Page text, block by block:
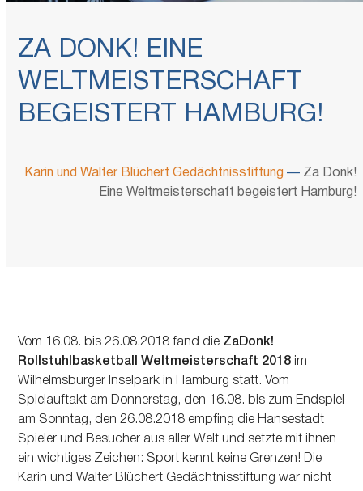
ZA DONK! EINE
WELTMEISTERSCHAFT
BEGEISTERT HAMBURG!
Karin und Walter Blüchert Gedächtnisstiftung — Za Donk!
Eine Weltmeisterschaft begeistert Hamburg!
Vom 16.08. bis 26.08.2018 fand die ZaDonk!
Rollstuhlbasketball Weltmeisterschaft 2018
im
Wilhelmsburger Inselpark in Hamburg statt. Vom
Spielauftakt am Donnerstag, den 16.08. bis zum Endspiel
am Sonntag, den 26.08.2018 empfing die Hansestadt
Spieler und Besucher aus aller Welt und setzte mit ihnen
ein wichtiges Zeichen: Sport kennt keine Grenzen! Die
Karin und Walter Blüchert Gedächtnisstiftung war nicht